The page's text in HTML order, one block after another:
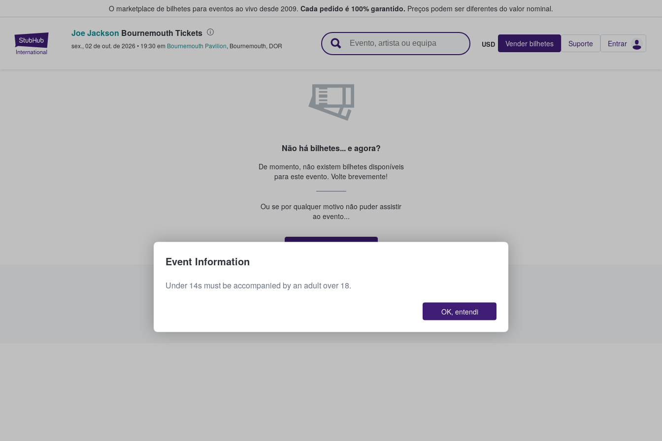
O marketplace de bilhetes para eventos ao vivo desde 2009. Cada pedido é 100% garantido. Preços podem ser diferentes do valor nominal.
StubHub – onde os fãs compram e vendem bilhetes
Joe Jackson Bournemouth Tickets
sex., 02 de out. de 2026 • 19:30 em Bournemouth Pavilion, Bournemouth, DOR USD Vender bilhetes Suporte Entrar
Não há bilhetes... e agora?
De momento, não existem bilhetes disponíveis
para este evento. Volte brevemente!
Ou se por qualquer motivo não puder assistir
ao evento...
Ver todos os próximos eventos
Event Information
Under 14s must be accompanied by an adult over 18.
OK, entendi